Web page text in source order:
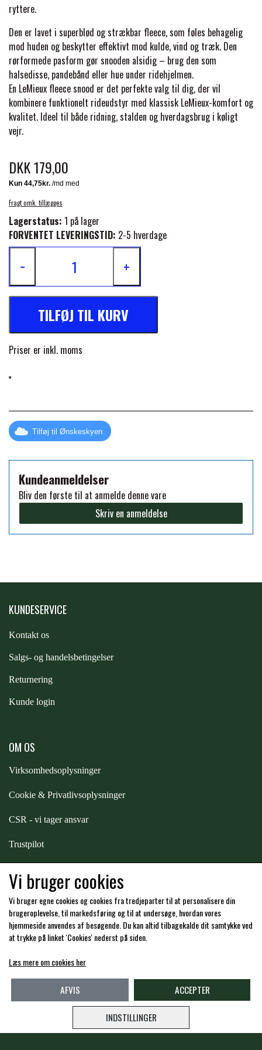
TERAPI PRODUKTER
STRØMPER
HUER & HALSTØRKLÆDER
GAVEARTIKLER VOKSNE
BØRN & JUNIOR
HESTEBOLCHER & TREATS
TILSKUD & VITAMINER
SKO & VÆRKTØJ
VOGNE & TILBEHØR
TILBEHØR
PREMIER EQUINE WALKER & RIDEDÆKKEN
PREMIER EQUINE INSEKTBESKYTTELSE
PREMIER EQUINE GRIMER & TRÆKTOV
PREMIER EQUINE TRENSE & TILBEHØR
PREMIER EQUINE SADLER
PREMIER EQUINE SADEL TILBEHØR
PREMIER EQUINE PADS
PREMIER EQUINE TRANSPORT
BESKYTTELSE
CARR & DAY & MARTIN
CUSTOM
DELTACAST
FENWICK LIQUID TITANIUM®
FINNTACK
FORAN EQUINE
GP TACK
KÄLLQUIST EQUESTIAN
LEMIEUX
STAR TACK
TIMER GPS
TKO
WALDHAUSEN
WALSH
ryttere.
Den er lavet i superblød og strækbar fleece, som føles behagelig
mod huden og beskytter effektivt mod kulde, vind og træk. Den
rørformede pasform gør snooden alsidig – brug den som
halsedisse, pandebånd eller hue under ridehjelmen.
En LeMieux fleece snood er det perfekte valg til dig, der vil
kombinere funktionelt rideudstyr med klassisk LeMieux-komfort og
kvalitet. Ideel til både ridning, stalden og hverdagsbrug i køligt
vejr.
DKK 179,00
Fragt omk. tillægges
Lagerstatus: 1 på lager
FORVENTET LEVERINGSTID: 2-5 hverdage
− +
TILFØJ TIL KURV
Priser er inkl. moms
Tilføj til Ønskeskyen
Kundeanmeldelser
Bliv den første til at anmelde denne vare
Skriv en anmeldelse
KUNDESERVICE
Kontakt os
Salgs- og handelsbetingelser
Returnering
Kunde login
OM OS
Virksomhedsoplysninger
Cookie & Privatlivsoplysninger
CSR - vi tager ansvar
Trustpilot
Hos os kan du betale med:
Vi bruger cookies
Vi bruger egne cookies og cookies fra tredjeparter til at personalisere din
brugeroplevelse, til markedsføring og til at undersøge, hvordan vores
hjemmeside anvendes af besøgende. Du kan altid tilbagekalde dit samtykke ved
at trykke på linket 'Cookies' nederst på siden.
Læs mere om cookies her
INDSTILLINGER
AFVIS ACCEPTER